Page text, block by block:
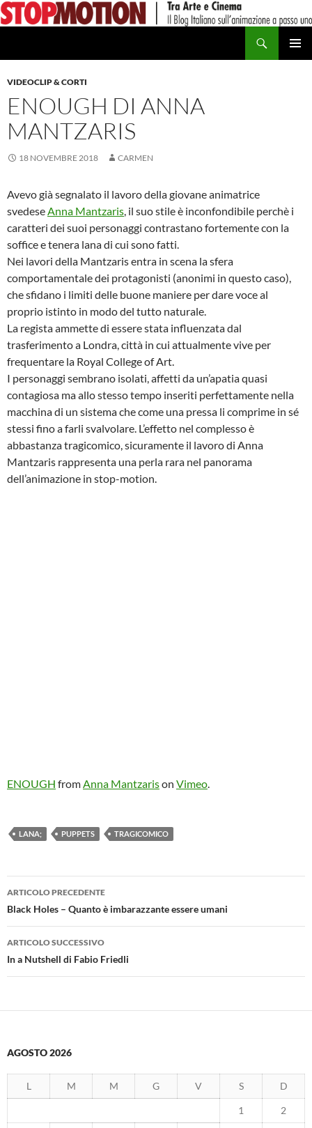
Vai
al
VIDEOCLIP & CORTI
ENOUGH DI ANNA
MANTZARIS
18 NOVEMBRE 2018 CARMEN
Avevo già segnalato il lavoro della giovane animatrice
svedeseAnna Mantzaris, il suo stile è inconfondibile perchè i
caratteri dei suoi personaggi contrastano fortemente con la
soffice e tenera lana di cui sono fatti.
Nei lavori della Mantzaris entra in scena la sfera
comportamentale dei protagonisti (anonimi in questo caso),
che sfidano i limiti delle buone maniere per dare voce al
proprio istinto in modo del tutto naturale.
La regista ammette di essere stata influenzata dal
trasferimento a Londra, città in cui attualmente vive per
frequentare la Royal College of Art.
I personaggi sembrano isolati, affetti da un’apatia quasi
contagiosa ma allo stesso tempo inseriti perfettamente nella
macchina di un sistema che come una pressa li comprime in sé
stessi fino a farli svalvolare. L’effetto nel complesso è
abbastanza tragicomico, sicuramente il lavoro di Anna
Mantzaris rappresenta una perla rara nel panorama
dell’animazione in stop-motion.
ENOUGH fromAnna Mantzarison Vimeo.
LANA; PUPPETS TRAGICOMICO
Navigazione
articolo
ARTICOLO PRECEDENTE
Black Holes – Quanto è imbarazzante essere umani
ARTICOLO SUCCESSIVO
In a Nutshell di Fabio Friedli
AGOSTO 2026
L M M G V S D
1 2